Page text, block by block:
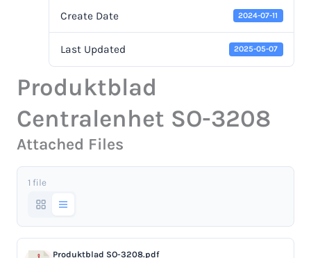
Create Date 2024-07-11
Last Updated 2025-05-07
Produktblad
Centralenhet SO-3208
Attached Files
1 file
Produktblad SO-3208.pdf